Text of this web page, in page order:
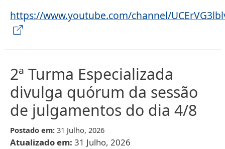
https://www.youtube.com/channel/
2ª Turma Especializada
divulga quórum da sessão
de julgamentos do dia 4/8
Postado em: 31 Julho, 2026
Atualizado em: 31 Julho, 2026